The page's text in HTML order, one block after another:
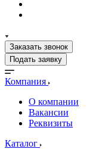
Заказать звонок
Подать заявку
Компания
О компании
Вакансии
Реквизиты
Каталог